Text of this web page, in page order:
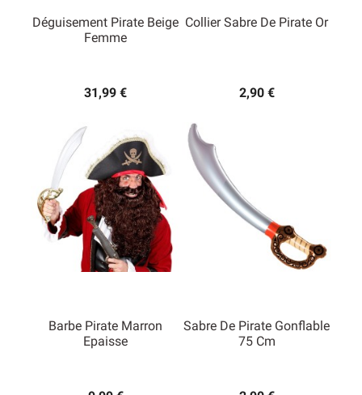
Déguisement Pirate Beige
Femme
31,99 €
Collier Sabre De Pirate Or
2,90 €
Barbe Pirate Marron
Epaisse
Sabre De Pirate Gonflable
75 Cm